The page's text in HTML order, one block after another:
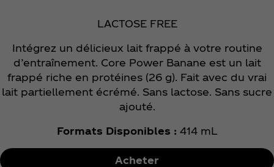
LACTOSE FREE
Intégrez un délicieux lait frappé à votre routine
d’entraînement. Core Power Banane est un lait
frappé riche en protéines (26 g). Fait avec du vrai
lait partiellement écrémé. Sans lactose. Sans sucre
ajouté.
Formats Disponibles : 414 mL
Acheter